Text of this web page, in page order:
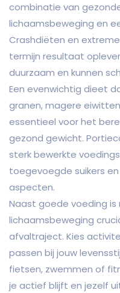
combinatie van
lichaamsbeweging en
Crashdiëten en
termijn resultaat
duurzaam en kunnen
Een evenwichtig dieet
granen, magere
essentieel voor het
gezond gewicht.
sterk bewerkte
toegevoegde suikers
aspecten.
Naast goede voeding
lichaamsbeweging
afvaltraject. Kies
passen bij jouw
fietsen, zwemmen of
je actief blijft en jezelf